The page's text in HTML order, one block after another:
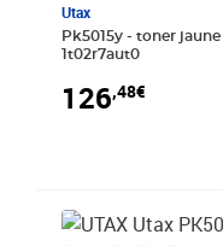
Utax
Pk5015y - toner
1t02r7aut0
126,48€
Prix 138,43€